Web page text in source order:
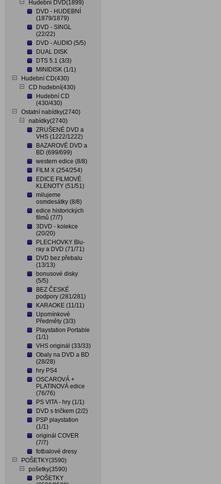
Hudebni DVD(1899)
DVD - HUDEBNÍ
(1879/1879)
DVD - SINGL
(22/22)
DVD - AUDIO (5/5)
DUAL DISK
DTS 5.1 (3/3)
MINIDISK (1/1)
Hudební CD(430)
CD hudební(430)
Hudební CD
(430/430)
Ostatní nabídky(2740)
nabídky(2740)
ZRUŠENÉ DVD a
VHS (1222/1222)
BAZAROVÉ DVD a
BD (699/699)
western edice (8/8)
FILM X (254/254)
EDICE FILMOVÉ
KLENOTY (51/51)
milujeme
osmdesátky (8/8)
edice historických
filmů (7/7)
3DVD - kolekce
(20/20)
PLECHOVKY Blu-
ray a DVD (71/71)
DVD bez přebalu
(13/13)
bonusové disky
(5/5)
BEZ ČESKÉ
podpory (281/281)
KARAOKE (11/11)
Upomínkové
Předměty (3/3)
Playstation Portable
(1/1)
VHS originál (33/33)
Obaly na DVD a BD
(28/28)
hry PS4
OSCAROVÁ +
PLATINOVÁ edice
(76/76)
PS VITA - hry (1/1)
DVD s tričkem (2/2)
PSP playstation
(1/1)
originál COVER
(7/7)
fotbalové dresy
POŠETKY(3590)
pošetky(3590)
POŠETKY